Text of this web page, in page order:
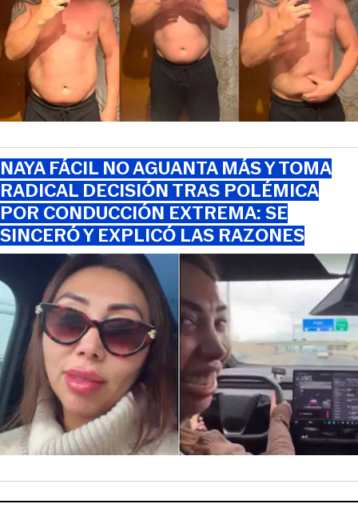
NAYA FÁCIL NO AGUANTA MÁS Y TOMA
RADICAL DECISIÓN TRAS POLÉMICA
POR CONDUCCIÓN EXTREMA: SE
SINCERÓ Y EXPLICÓ LAS RAZONES